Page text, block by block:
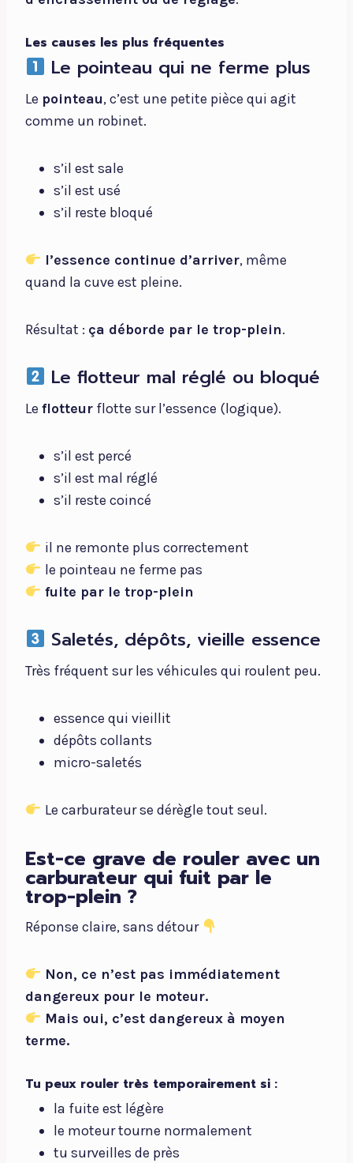
Les causes les plus fréquentes
Le pointeau qui ne ferme plus
Le pointeau, c’est une petite pièce qui agit
comme un robinet.
s’il est sale
s’il est usé
s’il reste bloqué
l’essence continue d’arriver, même
quand la cuve est pleine.
Résultat : ça déborde par le trop-plein.
Le flotteur mal réglé ou bloqué
Le flotteur flotte sur l’essence (logique).
s’il est percé
s’il est mal réglé
s’il reste coincé
il ne remonte plus correctement
le pointeau ne ferme pas
fuite par le trop-plein
Saletés, dépôts, vieille essence
Très fréquent sur les véhicules qui roulent peu.
essence qui vieillit
dépôts collants
micro-saletés
Le carburateur se dérègle tout seul.
Est-ce grave de rouler avec un
carburateur qui fuit par le
trop-plein ?
Réponse claire, sans détour
Non, ce n’est pas immédiatement
dangereux pour le moteur.
Mais oui, c’est dangereux à moyen
terme.
Tu peux rouler très temporairement si :
la fuite est légère
le moteur tourne normalement
tu surveilles de près